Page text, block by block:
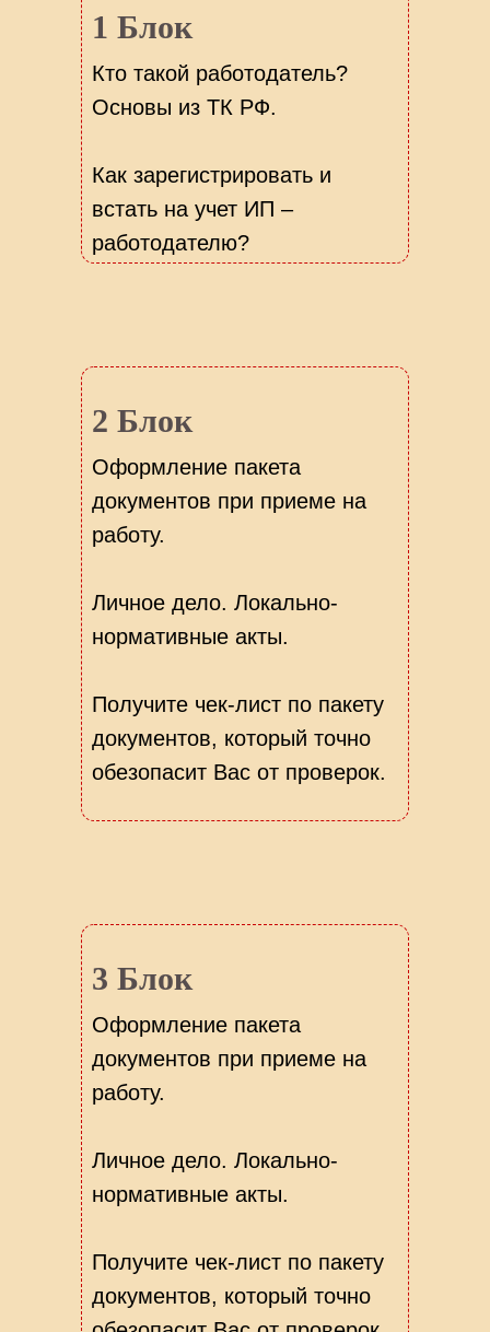
1 Блок
Кто такой работодатель?
Основы из ТК РФ.
Как зарегистрировать и
встать на учет ИП –
работодателю?
2 Блок
Оформление пакета
документов при приеме на
работу.
Личное дело. Локально-
нормативные акты.
Получите чек-лист по пакету
документов, который точно
обезопасит Вас от проверок.
3 Блок
Оформление пакета
документов при приеме на
работу.
Личное дело. Локально-
нормативные акты.
Получите чек-лист по пакету
документов, который точно